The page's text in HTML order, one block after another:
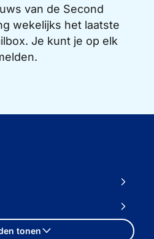
van de Second
wekelijks het laatste
Je kunt je op elk
tonen